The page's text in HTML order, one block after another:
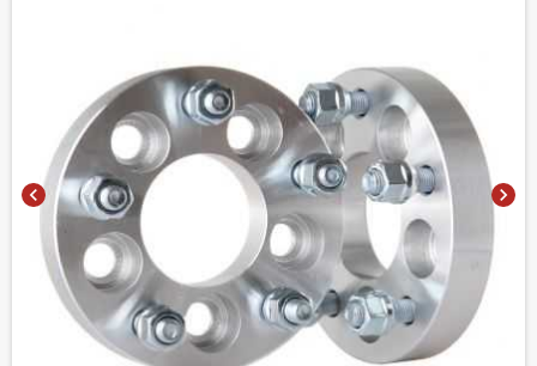
chevron_left chevron_right